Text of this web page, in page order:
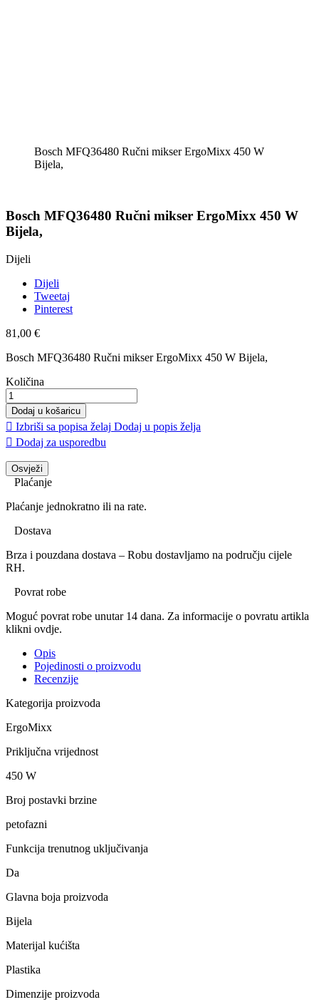
Bosch MFQ36480 Ručni mikser ErgoMixx 450 W
Bijela,
Bosch MFQ36480 Ručni mikser ErgoMixx 450 W
Bijela,
Dijeli
Dijeli
Tweetaj
Pinterest
81,00 €
Bosch MFQ36480 Ručni mikser ErgoMixx 450 W Bijela,
Količina
Dodaj u košaricu
 Izbriši sa popisa želaj Dodaj u popis želja
 Dodaj za usporedbu
Plaćanje
Plaćanje jednokratno ili na rate.
Dostava
Brza i pouzdana dostava – Robu dostavljamo na području cijele
RH.
Povrat robe
Moguć povrat robe unutar 14 dana. Za informacije o povratu artikla
klikni ovdje.
Opis
Pojedinosti o proizvodu
Recenzije
Kategorija proizvoda
ErgoMixx
Priključna vrijednost
450 W
Broj postavki brzine
petofazni
Funkcija trenutnog uključivanja
Da
Glavna boja proizvoda
Bijela
Materijal kućišta
Plastika
Dimenzije proizvoda